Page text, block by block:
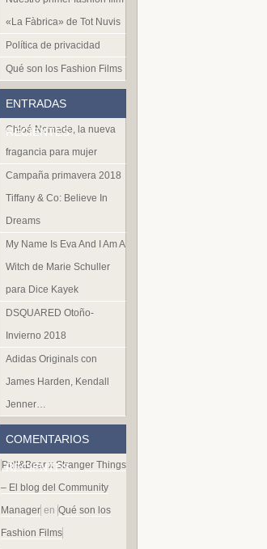
«La Fàbrica» de Tot Nuvis
Política de privacidad
Qué son los Fashion Films
ENTRADAS
RECIENTES
Chloé Nomade, la nueva
fragancia para mujer
Campaña primavera 2018
Tiffany & Co: Believe In
Dreams
My Name Is Eva And I Am A
Witch de Marie Schuller
para Dice Kayek
DSQUARED Otoño-
Invierno 2018
Adidas Originals con
James Harden, Kendall
Jenner…
COMENTARIOS
RECIENTES
Pull&Bear x Stranger Things
– El blog del Community
Manager en Qué son los
Fashion Films